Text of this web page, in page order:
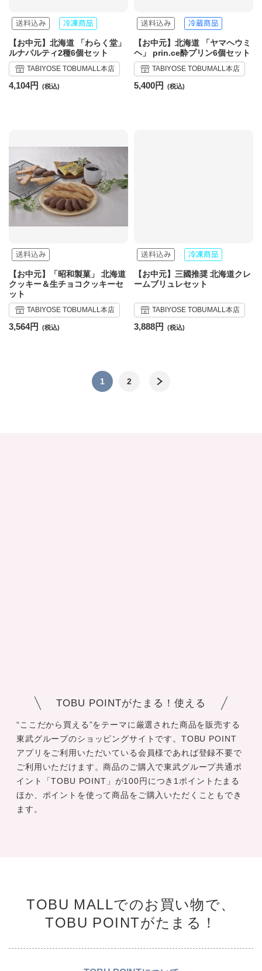
【お中元】北海道 「わらく堂」
ルナパルティ2種6個セット
TABIYOSE TOBUMALL本店
4,104円
【お中元】北海道 「ヤマヘウミ
ヘ」 prin.ce酔プリン6個セット
TABIYOSE TOBUMALL本店
5,400円
【お中元】「昭和製菓」 北海道
クッキー＆生チョコクッキーセ
ット
TABIYOSE TOBUMALL本店
3,564円
【お中元】三國推奨 北海道クレ
ームブリュレセット
TABIYOSE TOBUMALL本店
3,888円
1 2
TOBU POINTがたまる！使える
“ここだから買える”をテーマに厳選された商品を販売する
東武グループのショッピングサイトです。TOBU POINT
アプリをご利用いただいている会員様であれば登録不要で
ご利用いただけます。商品のご購入で東武グループ共通ポ
イント「TOBU POINT」が100円につき1ポイントたまる
TOBU MALLでのお買い物で、
TOBU POINTがたまる！